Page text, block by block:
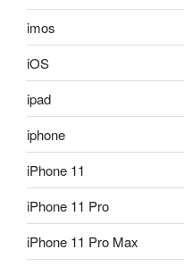
imos
iOS
ipad
iphone
iPhone 11
iPhone 11 Pro
iPhone 11 Pro Max